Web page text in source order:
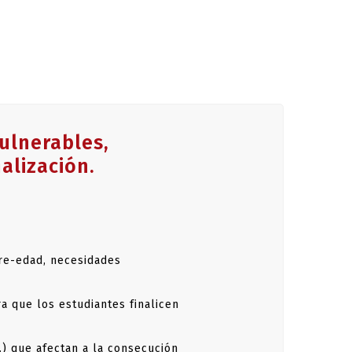
EN
existe actuellement des offres de
gratuits permettent aux joueurs de profiter
mais certains casinos en ligne les
être soumis à des conditions de mise et à
edad, necesidades
que los estudiantes finalicen
que afectan a la consecución